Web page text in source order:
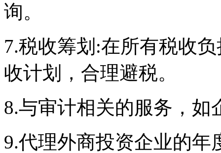
询。
7.税收筹划:在所有税收
收计划，合理避税。
8.与审计相关的服务，如
9.代理外商投资企业的